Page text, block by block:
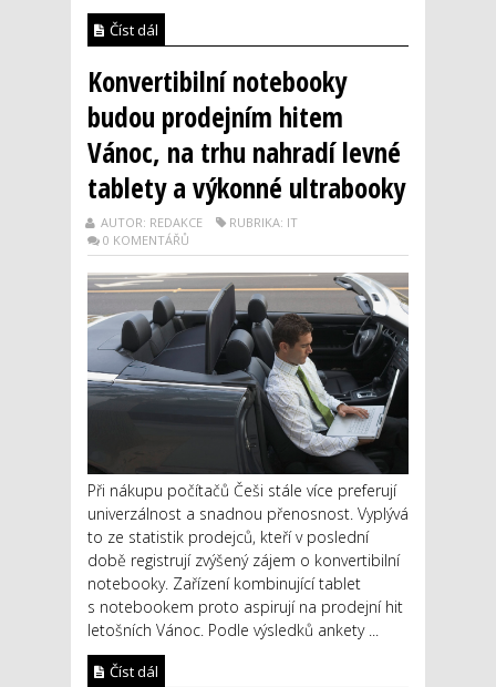
Číst dál
Konvertibilní notebooky
budou prodejním hitem
Vánoc, na trhu nahradí levné
tablety a výkonné ultrabooky
AUTOR: REDAKCE
RUBRIKA: IT
0 KOMENTÁŘŮ
Při nákupu počítačů Češi stále více preferují
univerzálnost a snadnou přenosnost. Vyplývá
to ze statistik prodejců, kteří v poslední
době registrují zvýšený zájem o konvertibilní
notebooky. Zařízení kombinující tablet
s notebookem proto aspirují na prodejní hit
letošních Vánoc. Podle výsledků ankety ...
Číst dál